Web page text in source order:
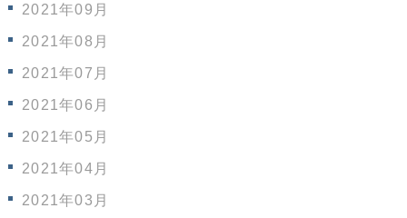
2021年09月
2021年08月
2021年07月
2021年06月
2021年05月
2021年04月
2021年03月